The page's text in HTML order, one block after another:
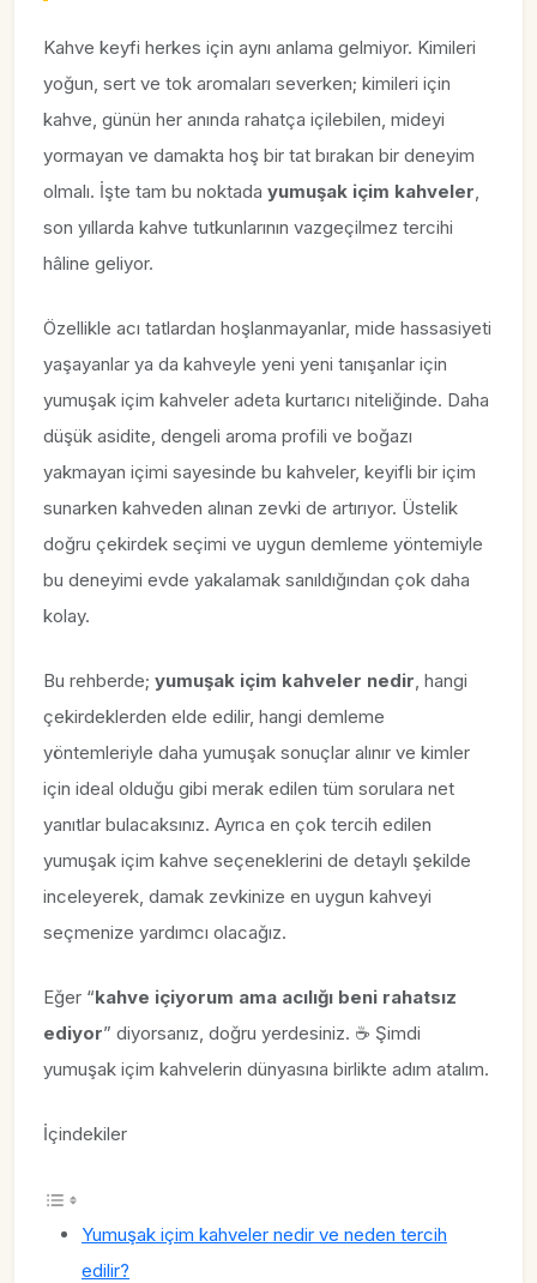
Kahve keyfi herkes için aynı anlama gelmiyor. Kimileri
yoğun, sert ve tok aromaları severken; kimileri için
kahve, günün her anında rahatça içilebilen, mideyi
yormayan ve damakta hoş bir tat bırakan bir deneyim
olmalı. İşte tam bu noktada yumuşak içim kahveler,
son yıllarda kahve tutkunlarının vazgeçilmez tercihi
hâline geliyor.
Özellikle acı tatlardan hoşlanmayanlar, mide hassasiyeti
yaşayanlar ya da kahveyle yeni yeni tanışanlar için
yumuşak içim kahveler adeta kurtarıcı niteliğinde. Daha
düşük asidite, dengeli aroma profili ve boğazı
yakmayan içimi sayesinde bu kahveler, keyifli bir içim
sunarken kahveden alınan zevki de artırıyor. Üstelik
doğru çekirdek seçimi ve uygun demleme yöntemiyle
bu deneyimi evde yakalamak sanıldığından çok daha
kolay.
Bu rehberde; yumuşak içim kahveler nedir, hangi
çekirdeklerden elde edilir, hangi demleme
yöntemleriyle daha yumuşak sonuçlar alınır ve kimler
için ideal olduğu gibi merak edilen tüm sorulara net
yanıtlar bulacaksınız. Ayrıca en çok tercih edilen
yumuşak içim kahve seçeneklerini de detaylı şekilde
inceleyerek, damak zevkinize en uygun kahveyi
seçmenize yardımcı olacağız.
Eğer “kahve içiyorum ama acılığı beni rahatsız
ediyor” diyorsanız, doğru yerdesiniz. ☕ Şimdi
yumuşak içim kahvelerin dünyasına birlikte adım atalım.
İçindekiler
Yumuşak içim kahveler nedir ve neden tercih
edilir?